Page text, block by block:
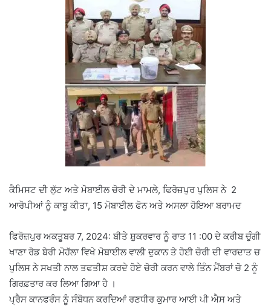
ਕੈਮਿਸਟ ਦੀ ਲੁੱਟ ਅਤੇ ਮੋਬਾਈਲ ਚੋਰੀ ਦੇ ਮਾਮਲੇ, ਫਿਰੋਜ਼ਪੁਰ ਪੁਲਿਸ ਨੇ 2
ਆਰੋਪੀਆਂ ਨੂੰ ਕਾਬੂ ਕੀਤਾ, 15 ਮੋਬਾਈਲ ਫੋਨ ਅਤੇ ਅਸਲਾ ਹੋਇਆ ਬਰਾਮਦ
ਫਿਰੋਜ਼ਪੁਰ ਅਕਤੂਬਰ 7, 2024: ਬੀਤੇ ਸ਼ੁਕਰਵਾਰ ਨੂੰ ਰਾਤ 11 :00 ਦੇ ਕਰੀਬ ਚੁੰਗੀ
ਖਾਣਾ ਰੋਡ ਬੇਰੀ ਮੋਹੱਲਾ ਵਿਖੇ ਮੋਬਾਈਲ ਵਾਲੀ ਦੁਕਾਨ ਤੇ ਹੋਈ ਚੋਰੀ ਦੀ ਵਾਰਦਾਤ ਚ
ਪੁਲਿਸ ਨੇ ਸਖਤੀ ਨਾਲ ਤਫਤੀਸ਼ ਕਰਦੇ ਹੋਏ ਚੋਰੀ ਕਰਨ ਵਾਲੇ ਤਿੰਨ ਮੈਂਬਰਾਂ ਚੋ 2 ਨੂੰ
ਗਿਰਫ਼ਤਾਰ ਕਰ ਲਿਆ ਗਿਆ ਹੈ ।
ਪ੍ਰੈਸ ਕਾਨਫਰੰਸ ਨੂੰ ਸੰਬੋਧਨ ਕਰਦਿਆਂ ਰਣਧੀਰ ਕੁਮਾਰ ਆਈ ਪੀ ਐਸ ਅਤੇ